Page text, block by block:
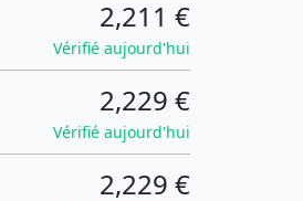
2,211 €
Vérifié aujourd'hui
2,229 €
Vérifié aujourd'hui
2,229 €